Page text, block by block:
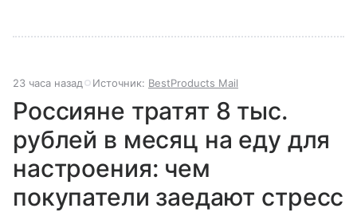
23 часа назад Источник: BestProducts Mail
Россияне тратят 8 тыс.
рублей в месяц на еду для
настроения: чем
покупатели заедают стресс